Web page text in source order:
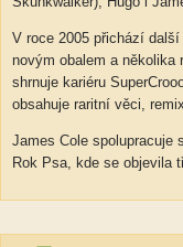
V roce 2005 přichází
novým obalem a
shrnuje kariéru
obsahuje raritní věci,
James Cole spolupracuje
Rok Psa, kde se objevila